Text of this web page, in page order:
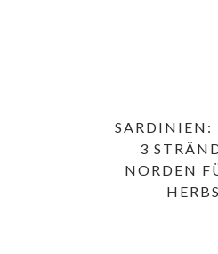
SARDINIEN:
3
NORDEN